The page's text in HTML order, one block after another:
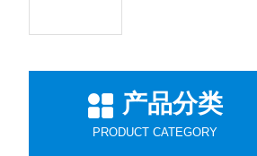
产品分类
PRODUCT CATEGORY